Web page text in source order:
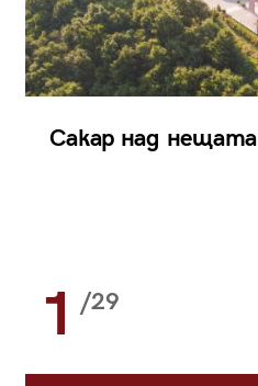
Сакар над нещата
1 /29